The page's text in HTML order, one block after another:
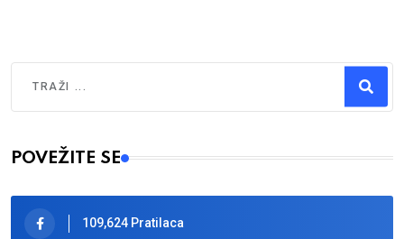
Type 2 or more characters for results.
POVEŽITE SE
109,624 Pratilaca